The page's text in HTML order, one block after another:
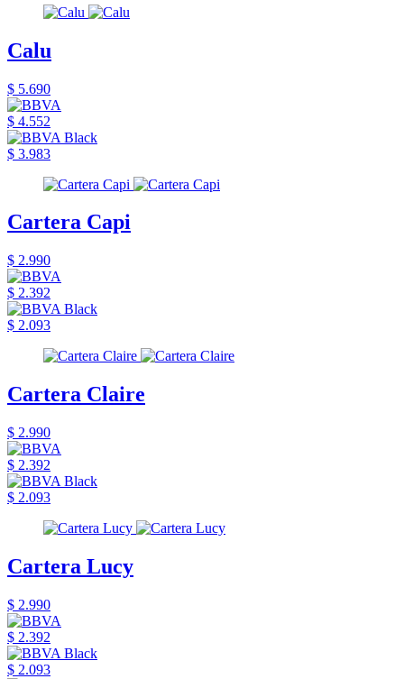
Calu
$ 5.690
$ 4.552
$ 3.983
Cartera Capi
$ 2.990
$ 2.392
$ 2.093
Cartera Claire
$ 2.990
$ 2.392
$ 2.093
Cartera Lucy
$ 2.990
$ 2.392
$ 2.093